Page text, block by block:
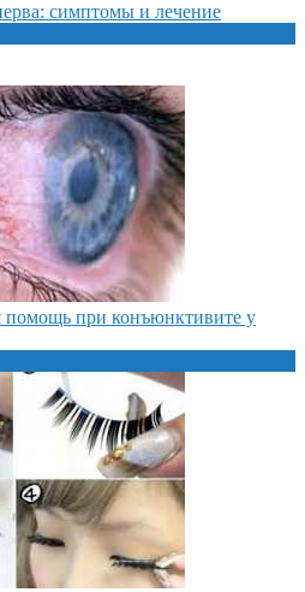
симптомы и лечение
помощь при конъюнктивите у